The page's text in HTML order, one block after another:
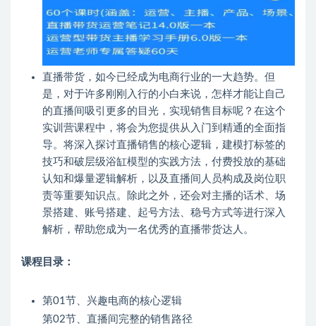
直播带货，如今已经成为电商行业的一大趋势。但
是，对于许多刚刚入行的小白来说，怎样才能让自己
的直播间吸引更多的目光，实现销售目标呢？在这个
实训营课程中，将会为您提供从入门到精通的全面指
导。将深入探讨直播销售的核心逻辑，建模打标签的
技巧和破层级浴缸模型的实践方法，付费投放的基础
认知和爆量逻辑解析，以及直播间人员构成及岗位职
责等重要知识点。除此之外，还会对主播的话术、场
景搭建、账号搭建、起号方法、稳号方式等进行深入
解析，帮助您成为一名优秀的直播带货达人。
课程目录：
第01节、兴趣电商的核心逻辑
第02节、直播间完整的销售路径